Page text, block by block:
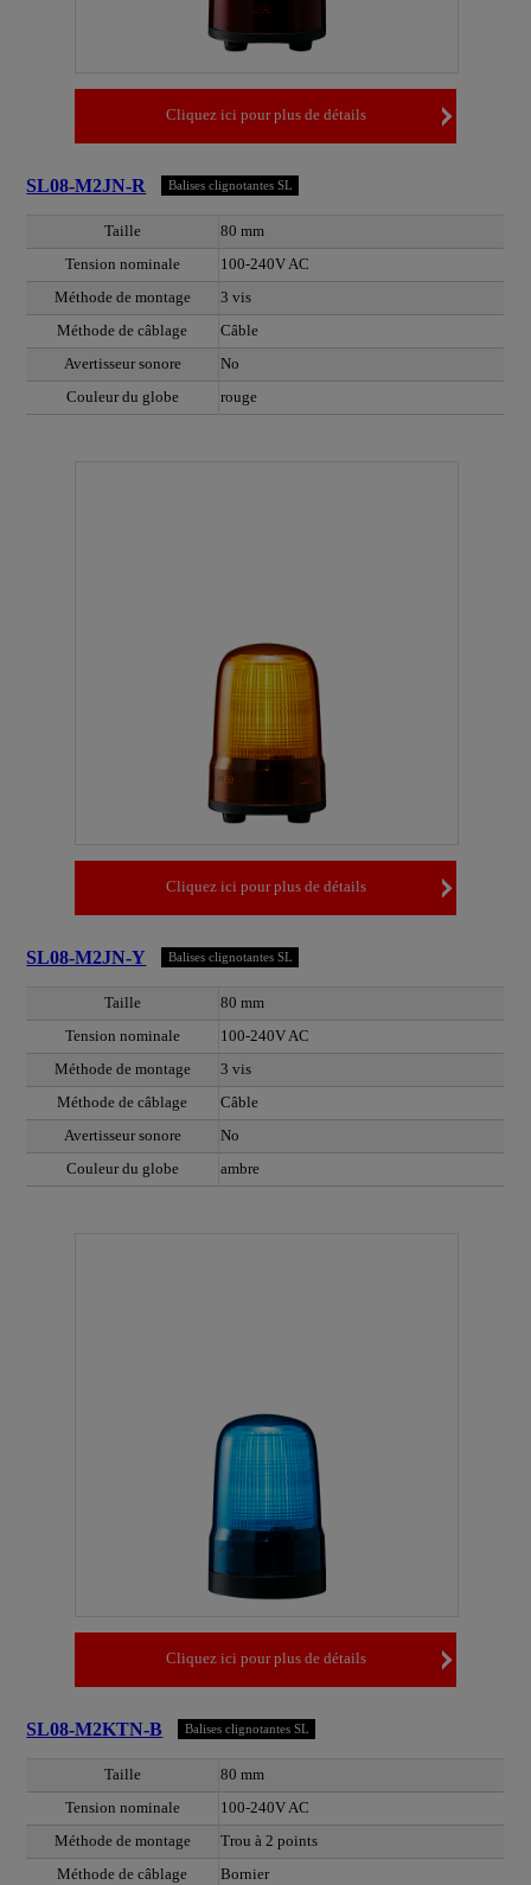
Cliquez ici pour plus de détails
SL08-M2JN-R Balises clignotantes SL
Taille
80 mm
Tension nominale
100-240V AC
Méthode de montage
3 vis
Méthode de câblage
Câble
Avertisseur sonore
No
Couleur du globe
rouge
Cliquez ici pour plus de détails
SL08-M2JN-Y Balises clignotantes SL
Taille
80 mm
Tension nominale
100-240V AC
Méthode de montage
3 vis
Méthode de câblage
Câble
Avertisseur sonore
No
Couleur du globe
ambre
Cliquez ici pour plus de détails
SL08-M2KTN-B Balises clignotantes SL
Taille
80 mm
Tension nominale
100-240V AC
Méthode de montage
Trou à 2 points
Méthode de câblage
Bornier